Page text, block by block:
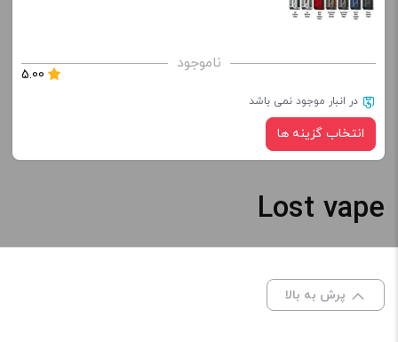
برای فعال شدن سبد خرید و نمایش قیمت ، گزینه های محصول را
+
ناموجود
5.00
در انبار موجود نمی باشد
انتخاب گزینه ها
برای فعال شدن سبد خرید و نمایش قیمت ، گزینه های محصول را
Lost vape
پرش به بالا